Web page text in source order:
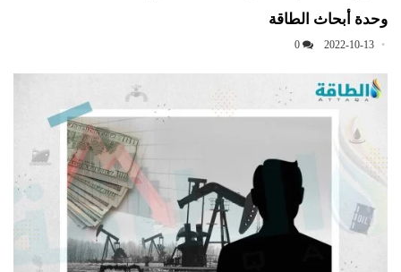
وحدة أبحاث الطاقة
2022-10-13
0